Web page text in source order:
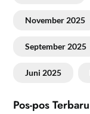
November 2025
September 2025
Juni 2025
Pos-pos Terbaru